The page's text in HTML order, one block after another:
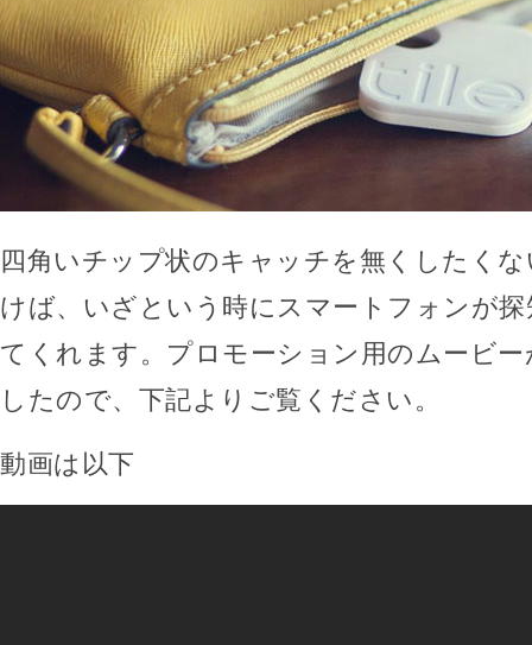
四角いチップ状のキャッチを無くしたく
けば、いざという時にスマートフォンが
てくれます。プロモーション用のムービ
したので、下記よりご覧ください。
動画は以下